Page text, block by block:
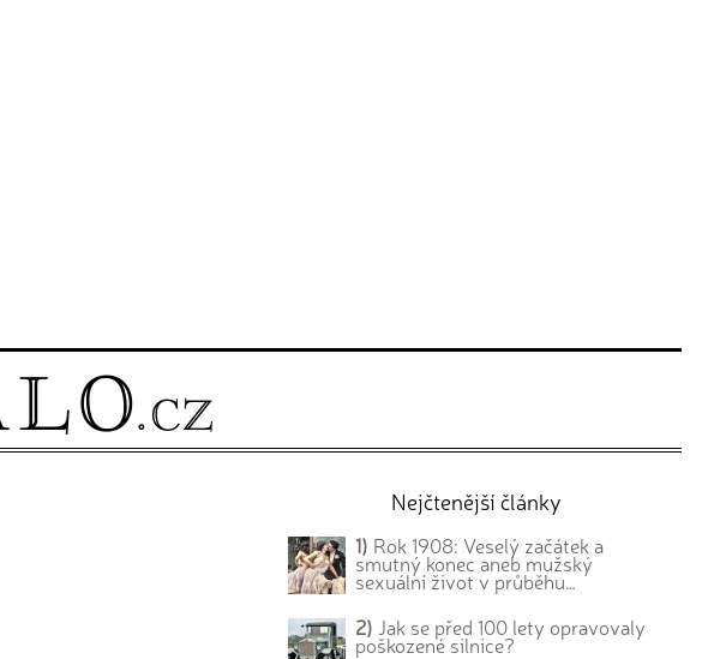
Nejčtenější články
1) Rok 1908: Veselý začátek a
smutný konec aneb mužský
sexuální život v průběhu…
2) Jak se před 100 lety opravovaly
poškozené silnice?